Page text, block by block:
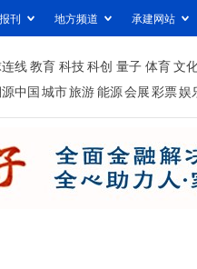
刊 地方频道 承建网站
线教育 科技科创 量子 体育文
中国城市旅游能源会展彩票娱